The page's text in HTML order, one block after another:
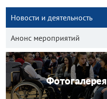
Новости и деятельность
Анонс мероприятий
Фотогалерея